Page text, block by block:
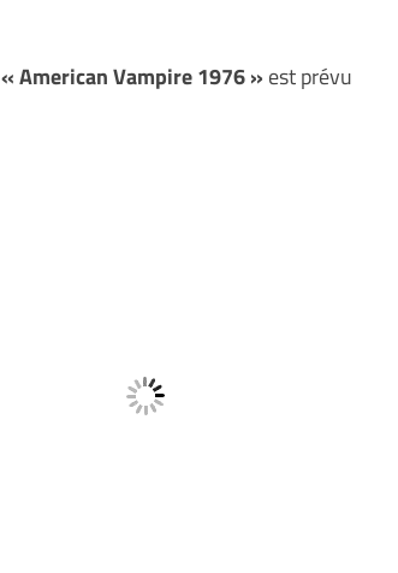
« American Vampire 1976 » est prévu